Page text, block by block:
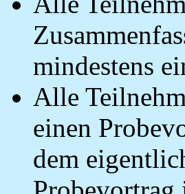
mindestens
Alle
einen
dem